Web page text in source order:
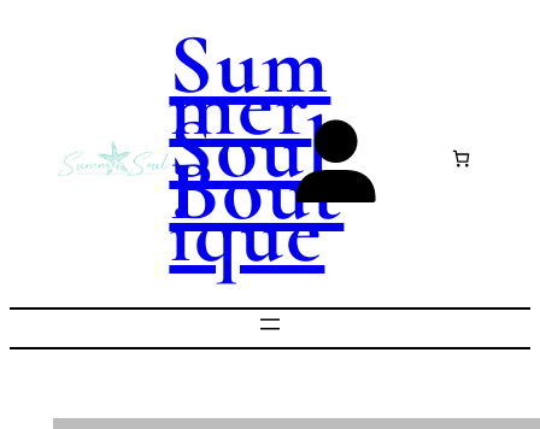
Sum
Mer
Soul
Bout
Ique